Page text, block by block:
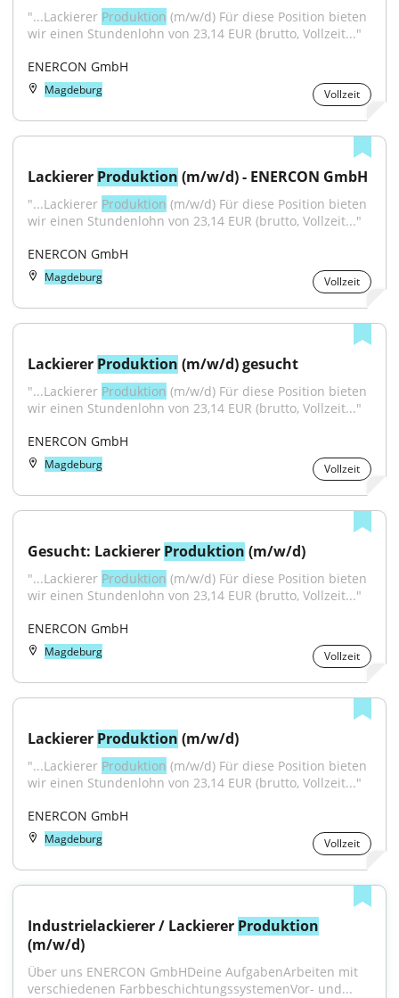
"...Lackierer Produktion (m/w/d) Für diese Position bieten
wir einen Stundenlohn von 23,14 EUR (brutto, Vollzeit..."
ENERCON GmbH
Magdeburg Vollzeit
Lackierer Produktion (m/w/d) - ENERCON GmbH
"...Lackierer Produktion (m/w/d) Für diese Position bieten
wir einen Stundenlohn von 23,14 EUR (brutto, Vollzeit..."
ENERCON GmbH
Magdeburg Vollzeit
Lackierer Produktion (m/w/d) gesucht
"...Lackierer Produktion (m/w/d) Für diese Position bieten
wir einen Stundenlohn von 23,14 EUR (brutto, Vollzeit..."
ENERCON GmbH
Magdeburg Vollzeit
Gesucht: Lackierer Produktion (m/w/d)
"...Lackierer Produktion (m/w/d) Für diese Position bieten
wir einen Stundenlohn von 23,14 EUR (brutto, Vollzeit..."
ENERCON GmbH
Magdeburg Vollzeit
Lackierer Produktion (m/w/d)
"...Lackierer Produktion (m/w/d) Für diese Position bieten
wir einen Stundenlohn von 23,14 EUR (brutto, Vollzeit..."
ENERCON GmbH
Magdeburg Vollzeit
Industrielackierer / Lackierer Produktion
(m/w/d)
Über uns ENERCON GmbHDeine AufgabenArbeiten mit
verschiedenen FarbbeschichtungssystemenVor- und...